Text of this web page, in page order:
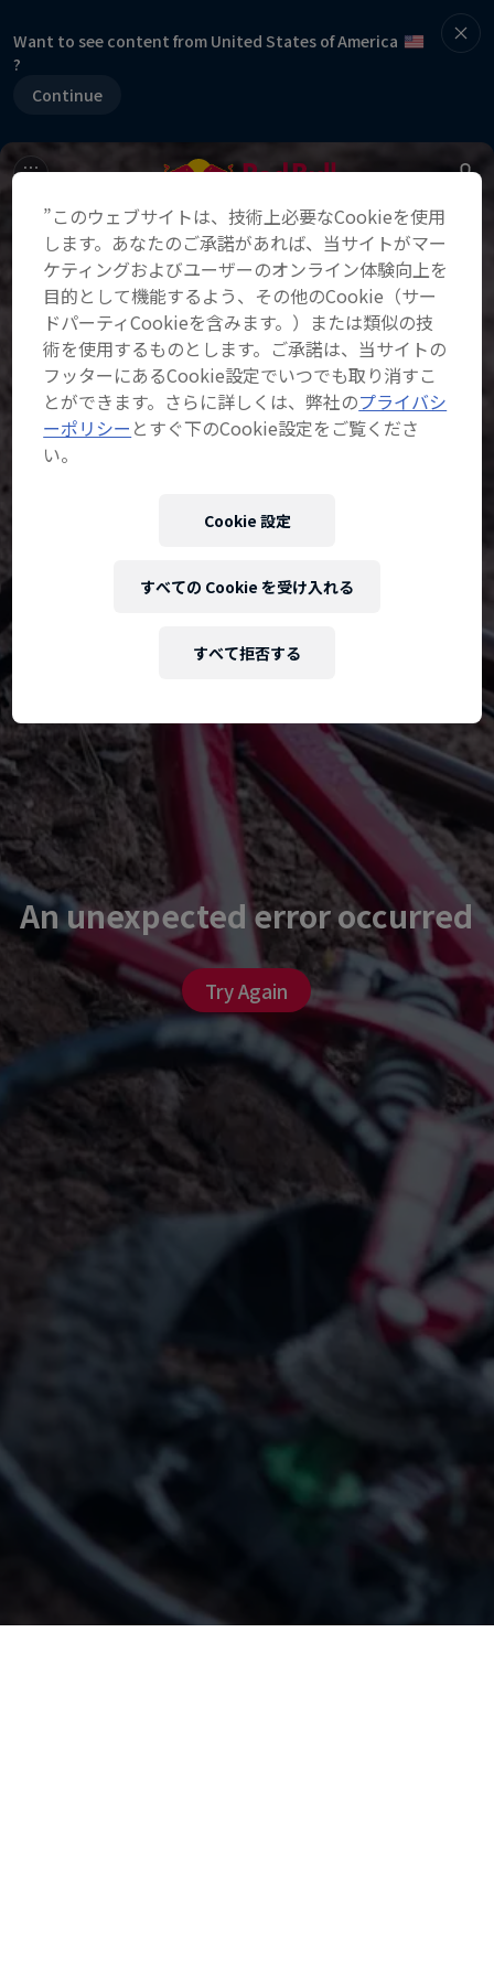
Want to see content from United States of America
?
Continue
An unexpected error occurred
Try Again
”このウェブサイトは、技術上必要なCookieを使用
します。あなたのご承諾があれば、当サイトがマー
ケティングおよびユーザーのオンライン体験向上を
目的として機能するよう、その他のCookie（サー
ドパーティCookieを含みます。）または類似の技
術を使用するものとします。ご承諾は、当サイトの
フッターにあるCookie設定でいつでも取り消すこ
とができます。さらに詳しくは、弊社のプライバシ
ーポリシー とすぐ下のCookie設定をご覧くださ
い。
Cookie 設定
すべて拒否する
すべての Cookie を受け入れる